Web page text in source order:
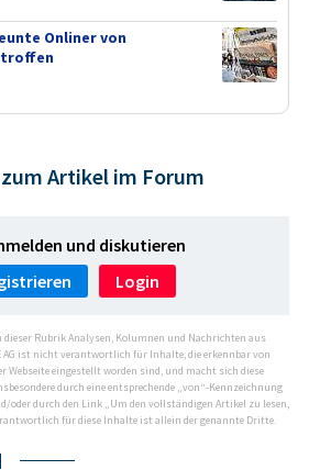
Onliner von
Artikel im Forum
und diskutieren
Login
dieser Rubrik Analysen, Kolumnen und Nachrichten aus
AG ist nicht verantwortlich für Inhalte, die erkennbar von
Webseite eingestellt worden sind, und macht sich diese
durch eine entsprechende „von“-Kennzeichnung
durch den Link „Um den vollständigen Artikel zu lesen,
für diese Inhalte ist allein der genannte Dritte.